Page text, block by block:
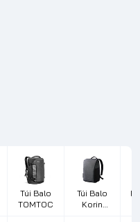
Túi Balo
TOMTOC
Túi Balo
Korin